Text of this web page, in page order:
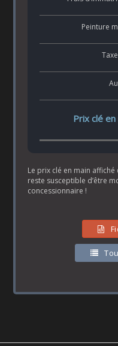
Peinture
Prix clé
Le prix clé en main
reste susceptible d’être
concessionnaire !